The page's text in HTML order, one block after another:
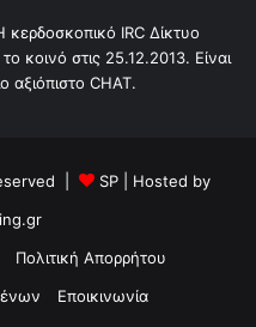
IRC Δίκτυο
κοινό στις 25.12.2013. Είναι
αξιόπιστο CHAT.
| SP | Hosted by
Πολιτική Απορρήτου
Εποικινωνία